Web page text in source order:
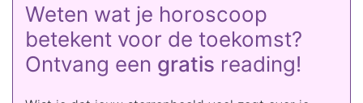
Weten wat je horoscoop
betekent voor de toekomst?
Ontvang een gratis reading!